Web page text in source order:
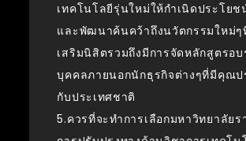
เทคโนโลยีรุ่นใหม่ให้กำเนิดประโยช
และพัฒนาค้นคว้าถึงนวัตกรรมใหม่ๆ
เสริมนิสิตรวมถึงมีการจัดหลักสูตรอบ
บุคคลภายนอกนักธุรกิจต่างๆที่มีคุณป
กับประเทศชาติ
5.ควรที่จะทำการเลือกมหาวิทยาลัย